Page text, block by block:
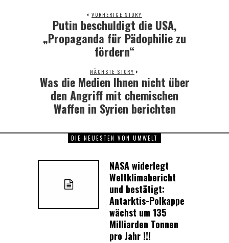
VORHERIGE STORY
Previous
post:
Putin beschuldigt die USA,
„Propaganda für Pädophilie zu
fördern“
NÄCHSTE STORY
Next
post:
Was die Medien Ihnen nicht über
den Angriff mit chemischen
Waffen in Syrien berichten
DIE NEUESTEN VON UMWELT
NASA widerlegt
Weltklimabericht
und bestätigt:
Antarktis-Polkappe
wächst um 135
Milliarden Tonnen
pro Jahr !!!